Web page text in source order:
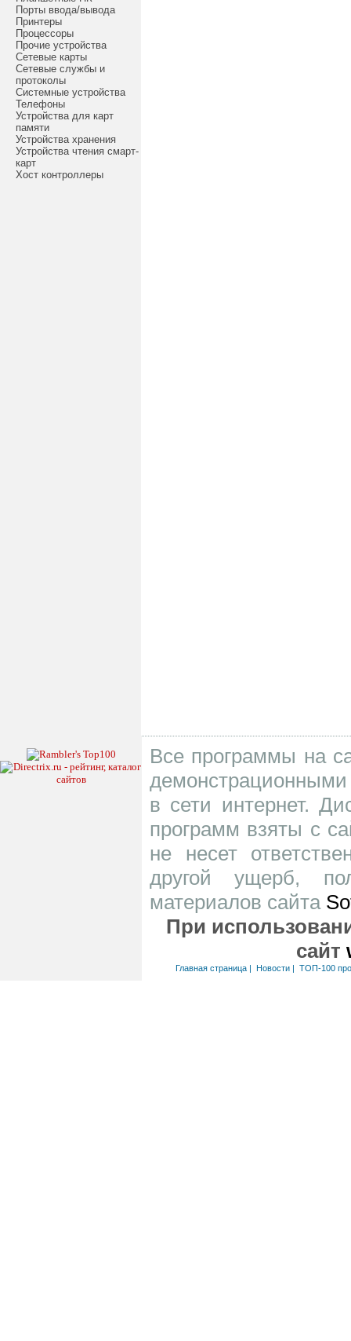
Порты ввода/вывода
Принтеры
Процессоры
Прочие устройства
Сетевые карты
Сетевые службы и
протоколы
Системные устройства
Телефоны
Устройства для карт
памяти
Устройства хранения
Устройства чтения смарт-
карт
Хост контроллеры
Все программы на
в сети интернет.
программ взяты с
не несет
другой ущерб,
материалов сайта
При
сайт
Главная страница| Новости| ТОП-100